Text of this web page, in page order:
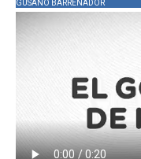
GUSANO BARRENADOR